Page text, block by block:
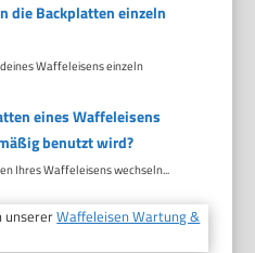
die Backplatten einzeln
Waffeleisens einzeln
eines Waffeleisens
benutzt wird?
Ihres Waffeleisens wechseln...
unsererWaffeleisen Wartung &